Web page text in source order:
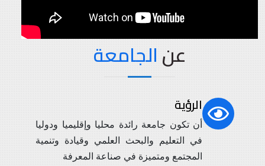
عنالجامعة
الرؤية
أن تكون جامعة رائدة محليا وإقليميا ودوليا
في التعليم والبحث العلمي وقيادة وتنمية
المجتمع ومتميزة في صناعة المعرفة